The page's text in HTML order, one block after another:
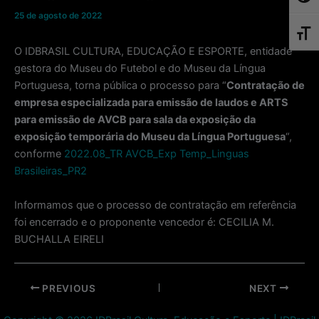
25 de agosto de 2022
O IDBRASIL CULTURA, EDUCAÇÃO E ESPORTE, entidade
gestora do Museu do Futebol e do Museu da Língua
Portuguesa, torna pública o processo para “Contratação de
empresa especializada para emissão de laudos e ARTS
para emissão de AVCB para sala da exposição da
exposição temporária do Museu da Língua Portuguesa“,
conforme 2022.08_TR AVCB_Exp Temp_Linguas
Brasileiras_PR2
Informamos que o processo de contratação em referência
foi encerrado e o proponente vencedor é: CECILIA M.
BUCHALLA EIRELI
Post
PREVIOUS NEXT